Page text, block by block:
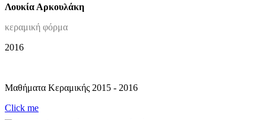
Λουκία Αρκουλάκη
κεραμική φόρμα
2016
Μαθήματα Κεραμικής 2015 - 2016
Click me